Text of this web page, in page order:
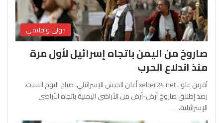
دولي وإقليمي
صاروخ من اليمن باتجاه إسرائيل لأول مرة
منذ اندلاع الحرب
آفرين علو ـ xeber24.net أعلن الجيش الإسرائيلي، صباح اليوم السبت،
رصد إطلاق صاروخ أرض-أرض من الأراضي اليمنية باتجاه الأراضي
الإسرائيلية،…